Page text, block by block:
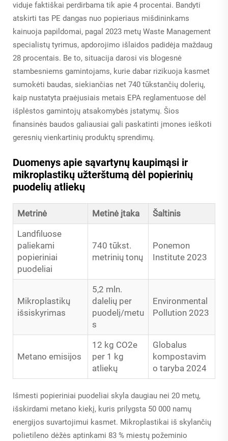
viduje faktiškai perdirbama tik apie 4 procentai. Bandyti
atskirti tas PE dangas nuo popieriaus mišdininkams
kainuoja papildomai, pagal 2023 metų Waste Management
specialistų tyrimus, apdorojimo išlaidos padidėja maždaug
28 procentais. Be to, situacija darosi vis blogesnė
stambesniems gamintojams, kurie dabar rizikuoja kasmet
sumokėti baudas, siekiančias net 740 tūkstančių dolerių,
kaip nustatyta praėjusiais metais EPA reglamentuose dėl
išplėstos gamintojų atsakomybės įstatymų. Šios
finansinės baudos galiausiai gali paskatinti įmones ieškoti
geresnių vienkartinių produktų sprendimų.
Duomenys apie sąvartynų kaupimąsi ir
mikroplastikų užterštumą dėl popierinių
puodelių atliekų
Metrinė Metinė įtaka
Šaltinis
Landfiluose
paliekami
popieriniai
puodeliai
740 tūkst.
metrinių tonų
Ponemon
Institute 2023
Mikroplastikų
išsiskyrimas
5,2 mln.
dalelių per
puodelį/metu
s
Environmental
Pollution 2023
Metano emisijos
12 kg CO2e
per 1 kg
atliekų
Globalus
kompostavim
o taryba 2024
Išmesti popieriniai puodeliai skyla daugiau nei 20 metų,
išskirdami metano kiekį, kuris prilygsta 50 000 namų
energijos suvartojimui kasmet. Mikroplastikai iš skylančių
polietileno dėžės aptinkami 83 % miestų požeminio